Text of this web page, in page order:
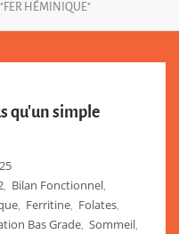
"FER HÉMINIQUE"
qu’un simple
Bilan Fonctionnel
Ferritine Folates
Bas Grade Sommeil